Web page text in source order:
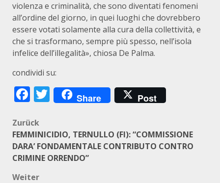
violenza e criminalità, che sono diventati fenomeni
all’ordine del giorno, in quei luoghi che dovrebbero
essere votati solamente alla cura della collettività, e
che si trasformano, sempre più spesso, nell’isola
infelice dell’illegalità», chiosa De Palma.
condividi su:
Facebook
Twitter
Share Post
Beitragsnavigation
Zurück
FEMMINICIDIO, TERNULLO (FI): “COMMISSIONE
DARA’ FONDAMENTALE CONTRIBUTO CONTRO
CRIMINE ORRENDO”
Weiter